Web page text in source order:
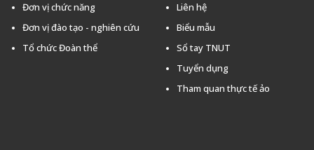
Đơn vị chức năng
Đơn vị đào tạo - nghiên cứu
Tổ chức Đoàn thể
Liên hệ
Biểu mẫu
Sổ tay TNUT
Tuyển dụng
Tham quan thực tế ảo